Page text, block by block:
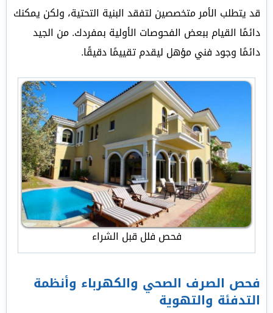
قد يتطلب الأمر متخصصين لتفقد البنية التحتية، ولكن يمكنك
دائمًا القيام ببعض الفحوصات الأولية بمفردك. من الجيد
دائمًا وجود فني مؤهل ليقدم تقييمًا دقيقًا.
فحص فلل قبل الشراء
فحص الصرف الصحي والكهرباء وأنظمة
التدفئة والتهوية